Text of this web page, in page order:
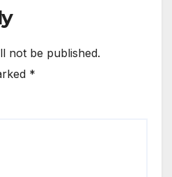
not be published.
*